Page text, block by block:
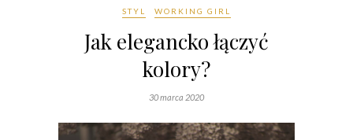
STYL WORKING GIRL
Jak elegancko łączyć
kolory?
30 marca 2020